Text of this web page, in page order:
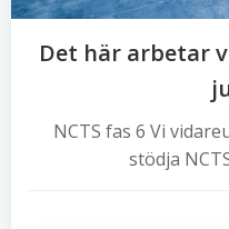
Det här arbetar
NCTS fas 6 Vi
stödja